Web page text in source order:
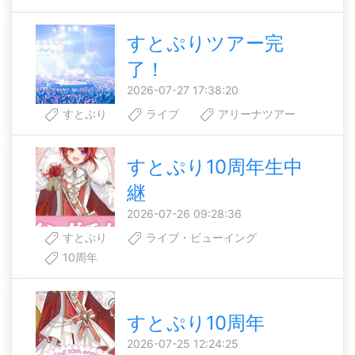
すとぷりツアー完
了！
2026-07-27 17:38:20
すとぷり
ライブ アリーナツアー
すとぷり10周年生中
継
2026-07-26 09:28:36
すとぷり
ライブ・ビューイング
10周年
すとぷり10周年
2026-07-25 12:24:25